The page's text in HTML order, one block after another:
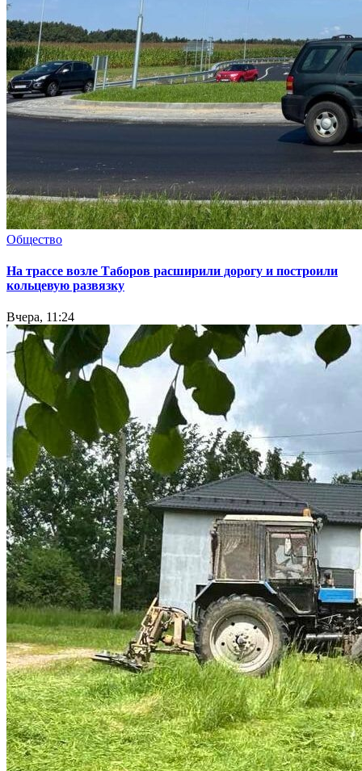
Общество
На трассе возле Таборов расширили дорогу и построили
кольцевую развязку
Вчера, 11:24